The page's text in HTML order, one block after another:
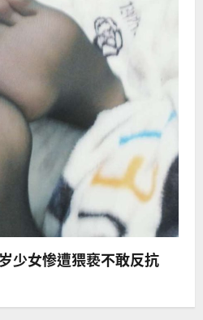
少女惨遭猥亵不敢反抗